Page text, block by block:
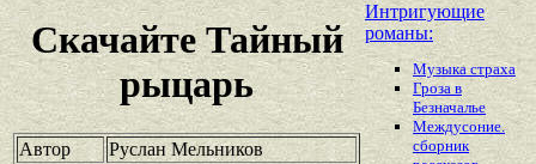
Скачайте Тайный
рыцарь
Автор
Руслан Мельников
Интригующие
романы:
Музыка страха
Гроза в
Безначалье
Междусоние.
сборник